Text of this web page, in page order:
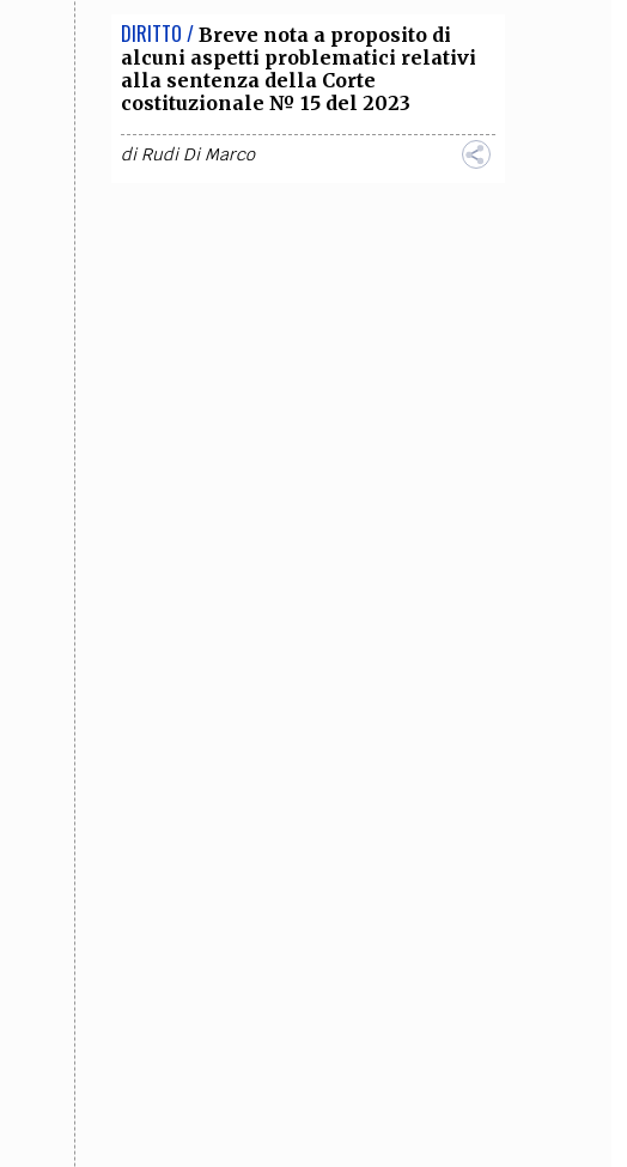
DIRITTO / Breve nota a proposito di
alcuni aspetti problematici relativi
alla sentenza della Corte
costituzionale № 15 del 2023
diRudi Di Marco